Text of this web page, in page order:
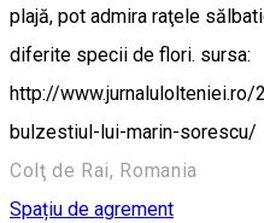
plajă, pot admira raţele
diferite specii de flori. sursa:
http://
bulzestiul-lui-marin-sorescu/
Colţ de Rai, Romania
Spațiu de agrement